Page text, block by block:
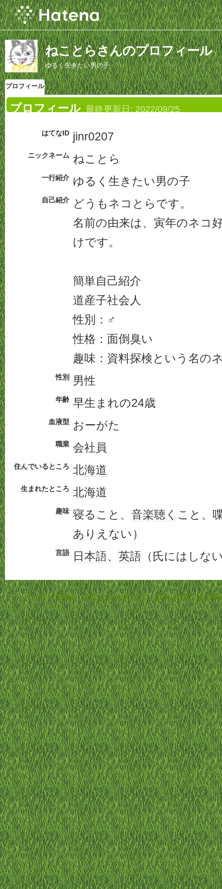
ねことらさんのプロフィール
ゆるく生きたい男の子
プロフィール
プロフィール 最終更新日: 2022/09/25
はてなID jinr0207
ニックネーム ねことら
一行紹介 ゆるく生きたい男の子
自己紹介
どうもネコとらです。
名前の由来は、寅年のネコ
けです。
簡単自己紹介
道産子社会人
性別：♂
性格：面倒臭い
趣味：資料探検という名の
性別 男性
年齢 早生まれの24歳
血液型 おーがた
職業 会社員
住んでいるところ 北海道
生まれたところ 北海道
趣味 寝ること、 音楽聴く こと、
ありえない）
言語 日本語、 英語 （氏にはしな
ホーム-利用規約-プライバシーポリシー-お問い合わせ-特定商